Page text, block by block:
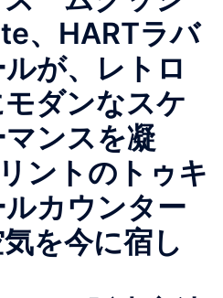
、HARTラバ
が、レトロ
ダンなスケ
ンスを凝
ントのトゥキ
カウンター
を今に宿し